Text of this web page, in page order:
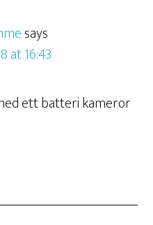
says
at 16:43
ett batteri kameror